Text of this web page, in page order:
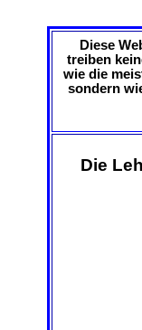
Diese
treiben
wie die
sondern
Die